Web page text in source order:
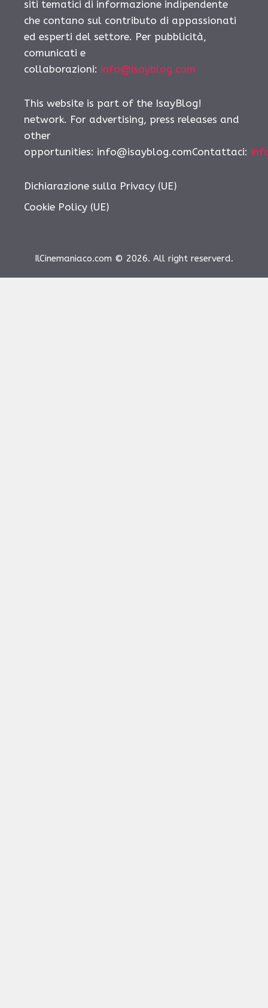
siti tematici di informazione indipendente
che contano sul contributo di appassionati
ed esperti del settore. Per pubblicità,
comunicati e
collaborazioni: info@isayblog.com
This website is part of the IsayBlog!
network. For advertising, press releases and
other
opportunities: info@isayblog.comContattaci:
Dichiarazione sulla Privacy (UE)
Cookie Policy (UE)
IlCinemaniaco.com © 2026. All right reserverd.